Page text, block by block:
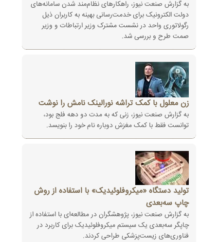
به گزارش صنعت نیوز، راهکارهای نظام‌مند شدن سامانه‌های
دولت الکترونیک برای خدمت‌رسانی بهینه به کاربران ذیل
رگولاتوری واحد در نشست مشترک وزیر ارتباطات و وزیر
صمت طرح و بررسی شد.
زن معلول با کمک تراشه نورالینک نامش را نوشت
به گزارش صنعت نیوز، زنی که به مدت دو دهه فلج بود،
توانست فقط با کمک مغزش دوباره نام خود را بنویسد.
تولید دستگاه «میکروفلوئیدیک» با استفاده از روش
چاپ سه‌بعدی
به گزارش صنعت نیوز، پژوهشگران در مطالعه‌ای با استفاده از
چاپگر سه‌بعدی یک سیستم میکروفلوئیدیک برای کاربرد در
فناوری‌های زیست‌پزشکی طراحی کردند.